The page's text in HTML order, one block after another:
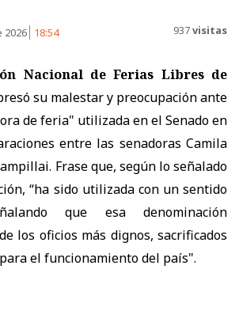
2026 18:54 937visitas
Nacional de Ferias Libres de
su malestar y preocupación ante
de feria" utilizada en el Senado en
entre las senadoras Camila
Frase que, según lo señalado
“ha sido utilizada con un sentido
que esa denominación
los oficios más dignos, sacrificados
el funcionamiento del país".